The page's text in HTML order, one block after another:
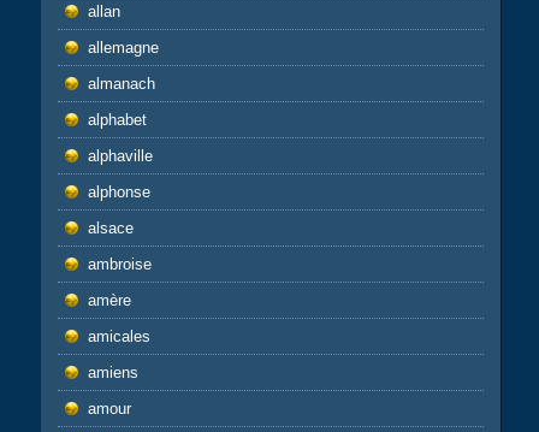
allan
allemagne
almanach
alphabet
alphaville
alphonse
alsace
ambroise
amère
amicales
amiens
amour